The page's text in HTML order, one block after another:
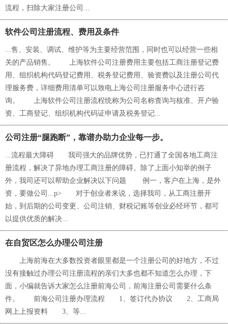
流程，扫除大家注册公司...
软件公司注册流程、费用及条件
...售、安装、调试、维护等为主要经营范围，同时也可以经营一些相
关的产品销售。 上海软件公司注册费用主要包括工商注册登记费
用、组织机构代码登记费用、税务登记费用、验资费以及注册公司代
理服务费，详细费用清单可以致电上海公司注册服务中心进行咨
询。 上海软件公司注册流程统称为公司名称查询与核准、开户验
资、工商登记、组织机构代码证申请及税务登记...
公司注册“腿跑断”，靠谱办助力企业每一步。
...流程最大障碍 我司强大的品牌优势，已打通了全国各地工商注
册流程，解决了异地办理工商注册的障碍。除了上面小知举的例子
外，我司还可以帮助企业解决以下问题 例一，客户在上海，是外
资，要做公司...p> 对于创业者来说，选择我司，从工商注册开
始，到后期的公司变更、公司注销、财税记账等创业必经环节，都可
以提供优质的解决...
在自贸区怎么办理公司注册
上海前海在大多数投资者眼里都是一个注册公司的好地方，不过
没有接触过办理公司注册流程的亲们大多也都不知道怎么办理，下
面，小编就告诉大家怎么注册前海公司，前海注册公司需要什么条
件。 前海公司注册办理流程 1、签订代办协议 2、工商局
网上上报资料 3、等...